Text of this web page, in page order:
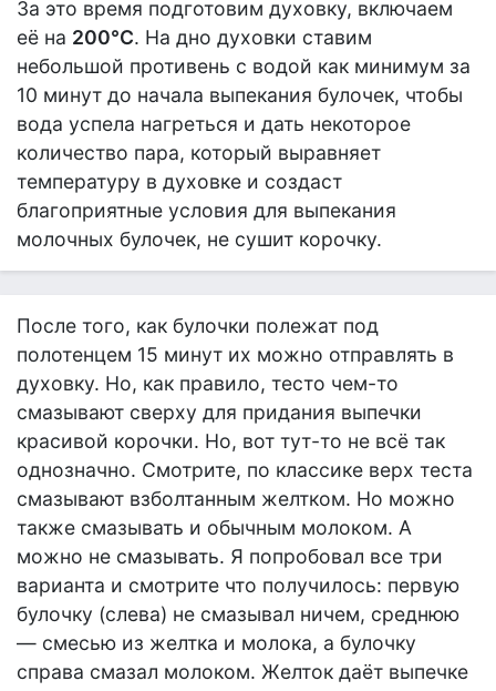
За это время подготовим духовку, включаем
её на 200°С. На дно духовки ставим
небольшой противень с водой как минимум за
10 минут до начала выпекания булочек, чтобы
вода успела нагреться и дать некоторое
количество пара, который выравняет
температуру в духовке и создаст
благоприятные условия для выпекания
молочных булочек, не сушит корочку.
После того, как булочки полежат под
полотенцем 15 минут их можно отправлять в
духовку. Но, как правило, тесто чем-то
смазывают сверху для придания выпечки
красивой корочки. Но, вот тут-то не всё так
однозначно. Смотрите, по классике верх теста
смазывают взболтанным желтком. Но можно
также смазывать и обычным молоком. А
можно не смазывать. Я попробовал все три
варианта и смотрите что получилось: первую
булочку (слева) не смазывал ничем, среднюю
— смесью из желтка и молока, а булочку
справа смазал молоком. Желток даёт выпечке